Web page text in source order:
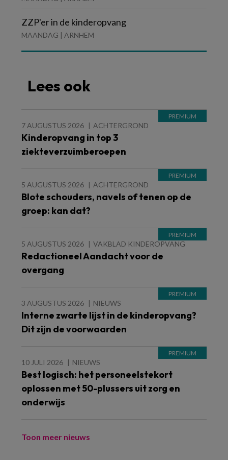
ZZP'er in de kinderopvang
MAANDAG | ARNHEM
Lees ook
7 AUGUSTUS 2026 ACHTERGROND
Kinderopvang in top 3
ziekteverzuimberoepen
5 AUGUSTUS 2026 ACHTERGROND
Blote schouders, navels of tenen op de
groep: kan dat?
5 AUGUSTUS 2026 VAKBLAD KINDEROPVANG
Redactioneel Aandacht voor de
overgang
3 AUGUSTUS 2026 NIEUWS
Interne zwarte lijst in de kinderopvang?
Dit zijn de voorwaarden
10 JULI 2026 NIEUWS
Best logisch: het personeelstekort
oplossen met 50-plussers uit zorg en
onderwijs
Toon meer nieuws